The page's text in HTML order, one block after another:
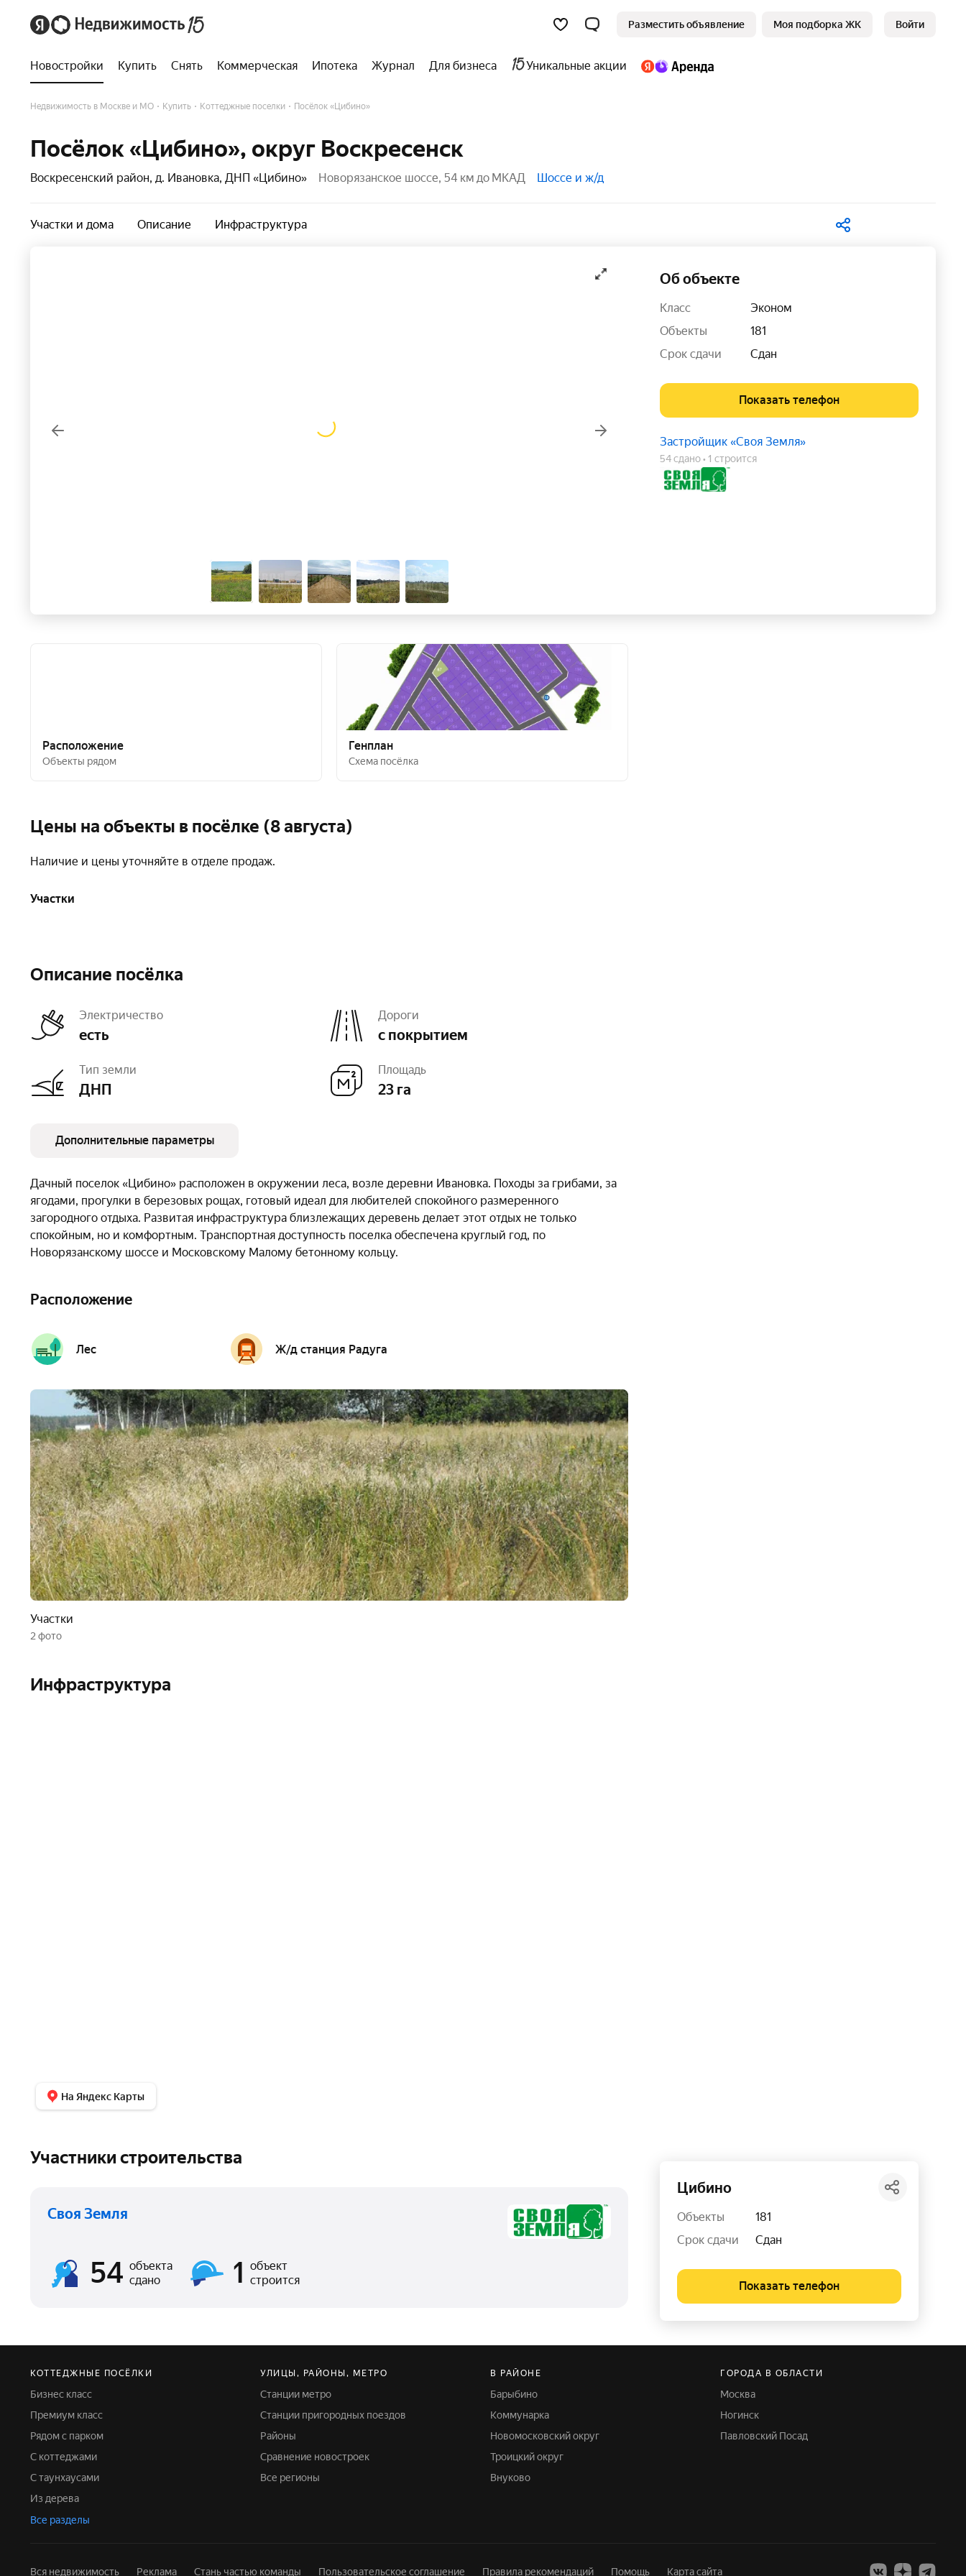
Разместить объявление Моя подборка ЖК Войти
Новостройки Купить Снять Коммерческая Ипотека Журнал Для бизнеса Уникальные акции
Недвижимость в Москве и МО Купить Коттеджные поселки Посёлок «Цибино»
Посёлок «Цибино», округ Воскресенск
Воскресенский район, д. Ивановка, ДНП «Цибино» Новорязанское шоссе, 54 км до МКАД Шоссе и ж/д
Участки и дома Описание Инфраструктура
Об объекте
Класс
Эконом
Объекты
181
Срок сдачи
Сдан
Показать телефон
Застройщик «Своя Земля»
54 сдано 1 строится
Расположение
Объекты рядом
Генплан
Схема посёлка
Цены на объекты в посёлке (8 августа)
Наличие и цены уточняйте в отделе продаж.
Участки
Описание посёлка
Электричество
есть
Дороги
с покрытием
Тип земли
ДНП
Площадь
23 га
Дополнительные параметры
Дачный поселок «Цибино» расположен в окружении леса, возле деревни Ивановка. Походы за грибами, за
ягодами, прогулки в березовых рощах, готовый идеал для любителей спокойного размеренного
загородного отдыха. Развитая инфраструктура близлежащих деревень делает этот отдых не только
спокойным, но и комфортным. Транспортная доступность поселка обеспечена круглый год, по
Новорязанскому шоссе и Московскому Малому бетонному кольцу.
Расположение
Лес Ж/д станция Радуга
Участки
2 фото
Инфраструктура
На Яндекс Карты
Участники строительства
Своя Земля
54 объекта
сдано
1 объект
строится
Цибино
Объекты
181
Срок сдачи
Сдан
Показать телефон
КОТТЕДЖНЫЕ ПОСЁЛКИ
Бизнес класс
Премиум класс
Рядом с парком
C коттеджами
С таунхаусами
Из дерева
Все разделы
УЛИЦЫ, РАЙОНЫ, МЕТРО
Станции метро
Станции пригородных поездов
Районы
Сравнение новостроек
Все регионы
В РАЙОНЕ
Барыбино
Коммунарка
Новомосковский округ
Троицкий округ
Внуково
ГОРОДА В ОБЛАСТИ
Москва
Ногинск
Павловский Посад
Вся недвижимость Реклама Стань частью команды Пользовательское соглашение Правила рекомендаций Помощь Карта сайта